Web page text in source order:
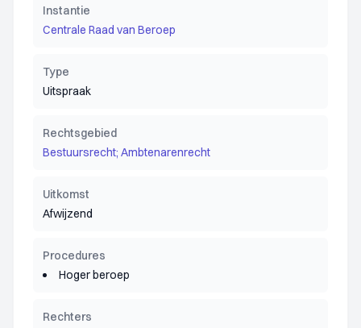
Instantie
Centrale Raad van Beroep
Type
Uitspraak
Rechtsgebied
Bestuursrecht; Ambtenarenrecht
Uitkomst
Afwijzend
Procedures
Hoger beroep
Rechters